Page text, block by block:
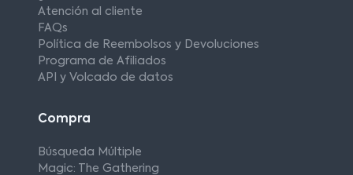
Atención al cliente
FAQs
Política de Reembolsos y Devoluciones
Programa de Afiliados
API y Volcado de datos
Compra
Búsqueda Múltiple
Magic: The Gathering